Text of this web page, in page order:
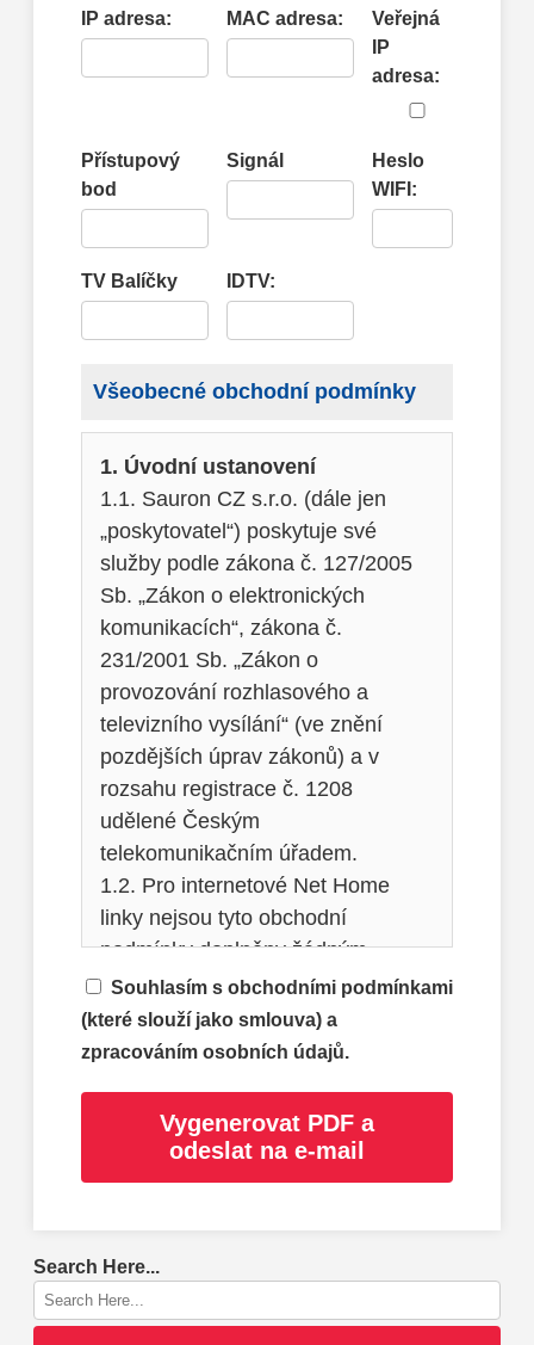
IP adresa: MAC adresa:
Veřejná
IP
adresa:
Přístupový
bod
Signál
Heslo
WIFI:
TV Balíčky IDTV:
Všeobecné obchodní podmínky
1. Úvodní ustanovení
1.1. Sauron CZ s.r.o. (dále jen
„poskytovatel“) poskytuje své
služby podle zákona č. 127/2005
Sb. „Zákon o elektronických
komunikacích“, zákona č.
231/2001 Sb. „Zákon o
provozování rozhlasového a
televizního vysílání“ (ve znění
pozdějších úprav zákonů) a v
rozsahu registrace č. 1208
udělené Českým
telekomunikačním úřadem.
1.2. Pro internetové Net Home
linky nejsou tyto obchodní
podmínky doplněny žádným
dalším dokumentem ani přílohou a
slouží jako smlouva o poskytování
služeb společnosti Sauron CZ
neurčitou.
1.3. Provozovatelem IPTV služby
televizních kanálů v jednotlivých
nabídkách a balíčcích se může
Souhlasím s obchodními podmínkami
(které slouží jako smlouva) a
zpracováním osobních údajů.
Vygenerovat PDF a
odeslat na e-mail
Search Here...